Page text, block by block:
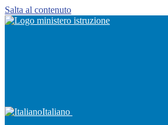
Salta al contenuto
Italiano